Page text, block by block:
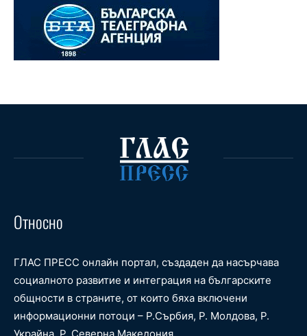
Относно
ГЛАС ПРЕСС онлайн портал, създаден да насърчава
социалното развитие и интеграция на българските
общности в страните, от които бяха включени
информационни потоци – Р.Сърбия, Р. Молдова, Р.